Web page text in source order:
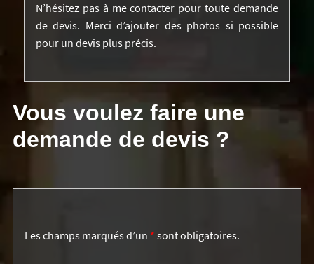
N’hésitez pas à me contacter pour toute demande
de devis. Merci d’ajouter des photos si possible
pour un devis plus précis.
Vous voulez faire une
demande de devis ?
Les champs marqués d’un * sont obligatoires.